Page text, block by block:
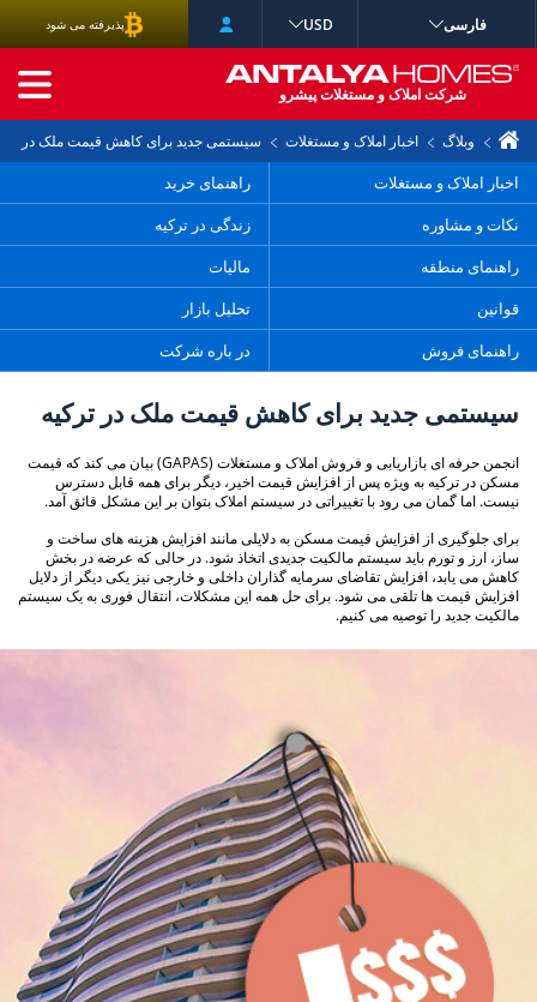
وبلاگ اخبار املاک و مستغلات سیستمی جدید برای کاهش قیمت ملک در
اخبار املاک و مستغلات
راهنمای خرید
نکات و مشاوره
زندگی در ترکیه
راهنمای منطقه
مالیات
قوانین
تحلیل بازار
راهنمای فروش
در باره شرکت
سیستمی جدید برای کاهش قیمت ملک در ترکیه
انجمن حرفه ای بازاریابی و فروش املاک و مستغلات (GAPAS) بیان می کند که قیمت
مسکن در ترکیه به ویژه پس از افزایش قیمت اخیر، دیگر برای همه قابل دسترس
نیست. اما گمان می رود با تغییراتی در سیستم املاک بتوان بر این مشکل فائق آمد.
برای جلوگیری از افزایش قیمت مسکن به دلایلی مانند افزایش هزینه های ساخت و
ساز، ارز و تورم باید سیستم مالکیت جدیدی اتخاذ شود. در حالی که عرضه در بخش
کاهش می یابد، افزایش تقاضای سرمایه گذاران داخلی و خارجی نیز یکی دیگر از دلایل
افزایش قیمت ها تلقی می شود. برای حل همه این مشکلات، انتقال فوری به یک سیستم
مالکیت جدید را توصیه می کنیم.
فارسی USD پذیرفته می شود
شرکت املاک و مستغلات پیشرو
جستجوی پیشرفته